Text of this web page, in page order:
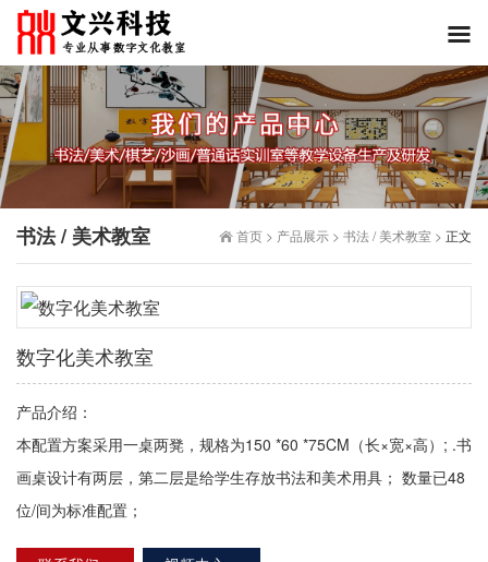
书法 / 美术教室 首页 > 产品展示 > 书法 / 美术教室 > 正文
数字化美术教室
产品介绍：
本配置方案采用一桌两凳，规格为150 *60 *75CM（长×宽×高）; .书
画桌设计有两层，第二层是给学生存放书法和美术用具； 数量已48
位/间为标准配置；